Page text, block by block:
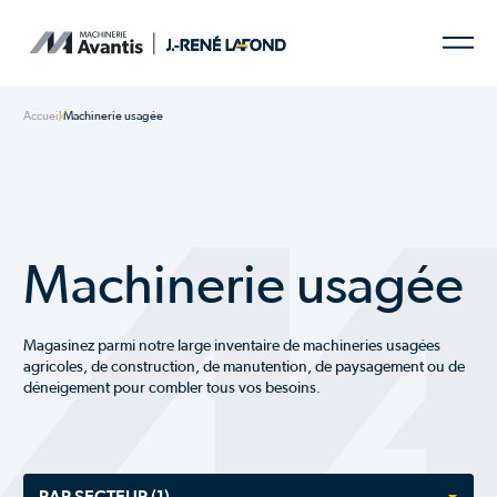
AccueilMachinerie usagée
Machinerie usagée
Magasinez parmi notre large inventaire de machineries usagées
agricoles, de construction, de manutention, de paysagement ou de
déneigement pour combler tous vos besoins.